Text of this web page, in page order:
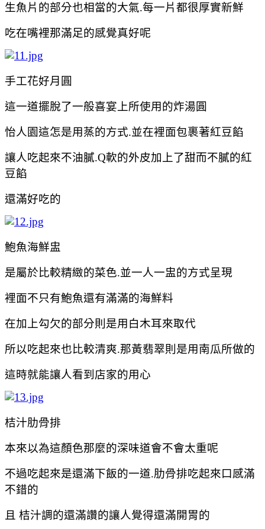
生魚片的部分也相當的大氣.每一片都很厚實新鮮
吃在嘴裡那滿足的感覺真好呢
手工花好月圓
這一道擺脫了一般喜宴上所使用的炸湯圓
怡人園這怎是用蒸的方式.並在裡面包裹著紅豆餡
讓人吃起來不油膩.Q軟的外皮加上了甜而不膩的紅
豆餡
還滿好吃的
鮑魚海鮮盅
是屬於比較精緻的菜色.並一人一盅的方式呈現
裡面不只有鮑魚還有滿滿的海鮮料
在加上勾欠的部分則是用白木耳來取代
所以吃起來也比較清爽.那黃翡翠則是用南瓜所做的
這時就能讓人看到店家的用心
桔汁肋骨排
本來以為這顏色那麼的深味道會不會太重呢
不過吃起來是還滿下飯的一道.肋骨排吃起來口感滿
不錯的
且 桔汁調的還滿讚的讓人覺得還滿開胃的